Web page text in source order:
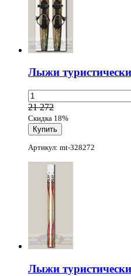
Лыжи
21 272
Скидка 18%
Артикул: mt-328272
Лыжи